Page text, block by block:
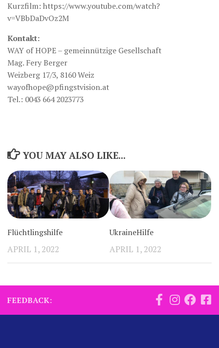
Kurzfilm: https://www.youtube.com/watch?
v=VBbDaDvOz2M
Kontakt:
WAY of HOPE – gemeinnützige Gesellschaft
Mag. Fery Berger
Weizberg 17/3, 8160 Weiz
wayofhope@pfingstvision.at
Tel.: 0043 664 2023773
YOU MAY ALSO LIKE...
Flüchtlingshilfe
APRIL 1, 2022
UkraineHilfe
APRIL 1, 2022
FEEDBACK: